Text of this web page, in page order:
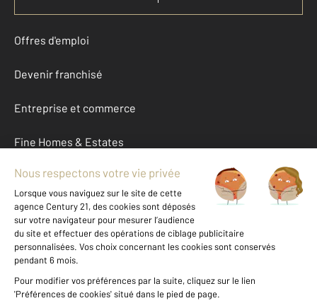
Offres d'emploi
Devenir franchisé
Entreprise et commerce
Fine Homes & Estates
À propos
International
Nous contacter